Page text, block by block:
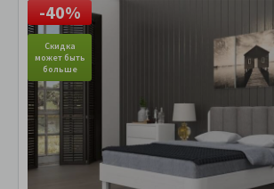
-40%
Скидка
может быть
больше